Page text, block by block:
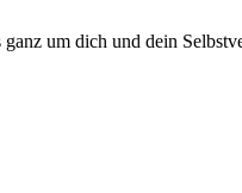
um dich und dein